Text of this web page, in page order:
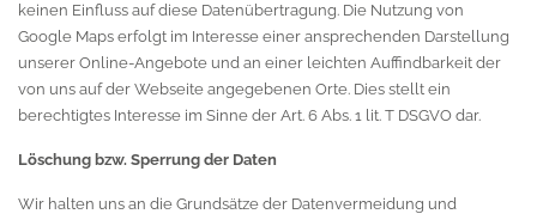
keinen Einfluss auf diese Datenübertragung. Die Nutzung von
Google Maps erfolgt im Interesse einer ansprechenden Darstellung
unserer Online-Angebote und an einer leichten Auffindbarkeit der
von uns auf der Webseite angegebenen Orte. Dies stellt ein
berechtigtes Interesse im Sinne der Art. 6 Abs. 1 lit. T DSGVO dar.
Löschung bzw. Sperrung der Daten
Wir halten uns an die Grundsätze der Datenvermeidung und